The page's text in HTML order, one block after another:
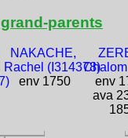
parents
NAKACHE,
Rachel (I314378)
env 1750
env
ava